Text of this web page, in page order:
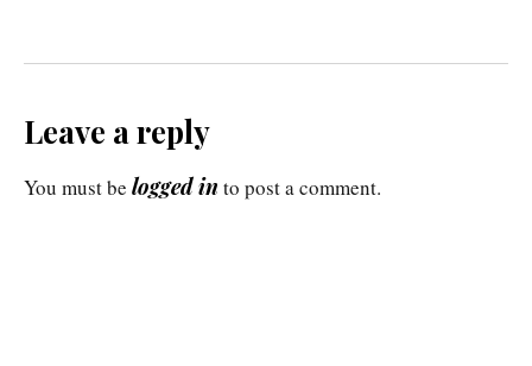
Leave a reply
You must be logged in to post a comment.